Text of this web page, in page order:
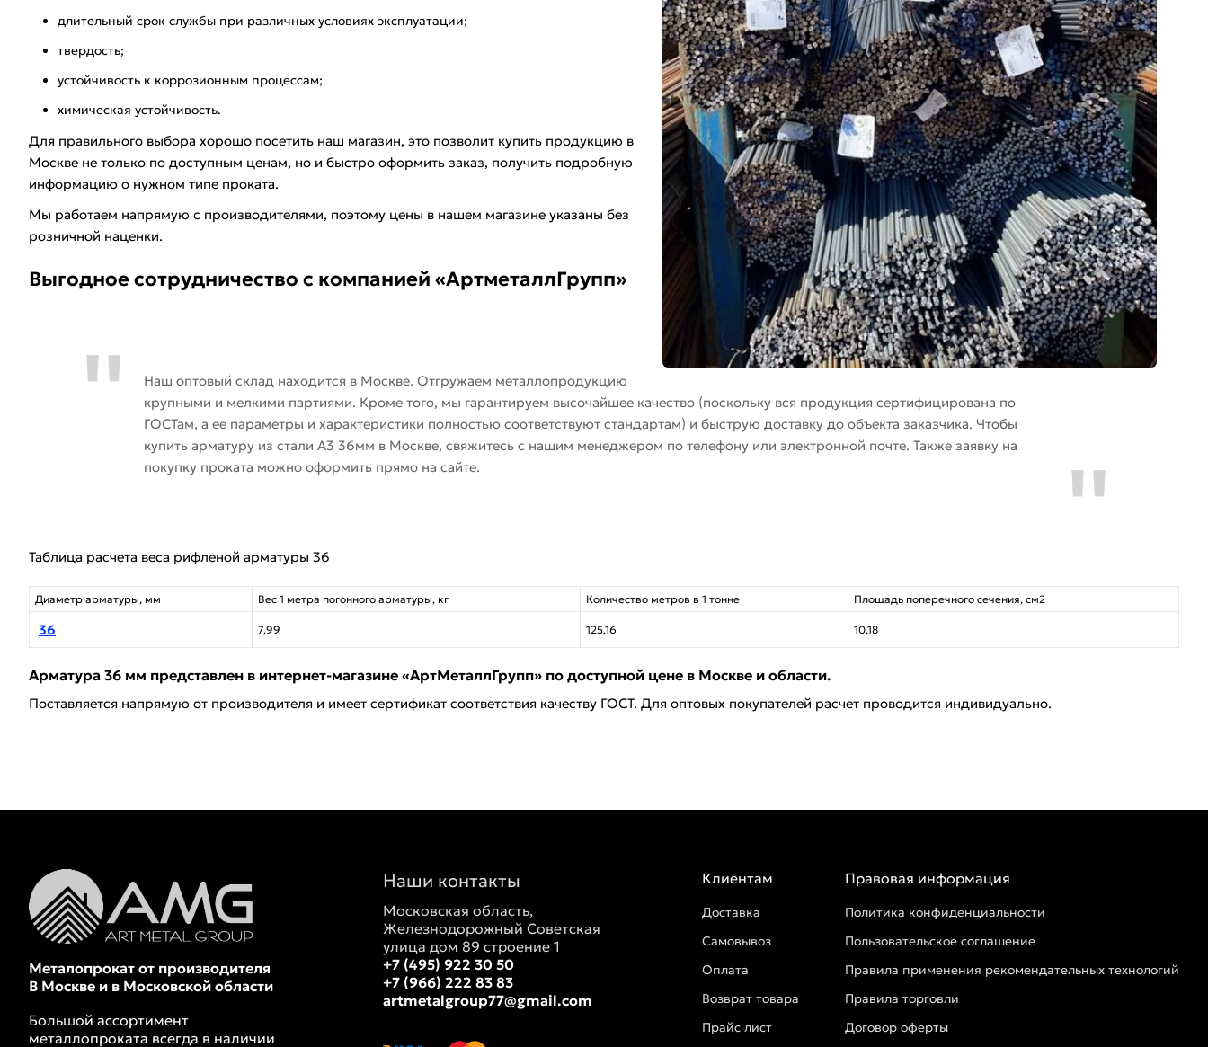
длительный срок службы при различных условиях эксплуатации;
твердость;
устойчивость к коррозионным процессам;
химическая устойчивость.
Для правильного выбора хорошо посетить наш магазин, это позволит купить продукцию в
Москве не только по доступным ценам, но и быстро оформить заказ, получить подробную
информацию о нужном типе проката.
Мы работаем напрямую с производителями, поэтому цены в нашем магазине указаны без
розничной наценки.
Выгодное сотрудничество с компанией «АртметаллГрупп»
Наш оптовый склад находится в Москве. Отгружаем металлопродукцию
крупными и мелкими партиями. Кроме того, мы гарантируем высочайшее качество (поскольку вся продукция сертифицирована по
ГОСТам, а ее параметры и характеристики полностью соответствуют стандартам) и быструю доставку до объекта заказчика. Чтобы
купить арматуру из стали А3 36мм в Москве, свяжитесь с нашим менеджером по телефону или электронной почте. Также заявку на
покупку проката можно оформить прямо на сайте.
Таблица расчета веса рифленой арматуры 36
Диаметр арматуры, мм Вес 1 метра погонного арматуры, кг Количество метров в 1 тонне Площадь поперечного сечения, см2
36 7,99 125,16 10,18
Арматура 36 мм представлен в интернет-магазине «АртМеталлГрупп» по доступной цене в Москве и области.
Поставляется напрямую от производителя и имеет сертификат соответствия качеству ГОСТ. Для оптовых покупателей расчет проводится индивидуально.
Металопрокат от производителя
В Москве и в Московской области
Большой ассортимент
металлопроката всегда в наличии
Наши контакты
Московская область,
Железнодорожный Советская
улица дом 89 строение 1
+7 (495) 922 30 50
+7 (966) 222 83 83
artmetalgroup77@gmail.com
Клиентам
Доставка
Самовывоз
Оплата
Возврат товара
Прайс лист
Правовая информация
Политика конфиденциальности
Пользовательское соглашение
Правила применения рекомендательных технологий
Правила торговли
Договор оферты